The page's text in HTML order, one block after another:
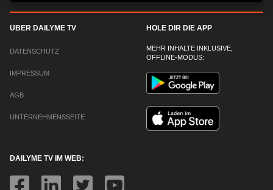
ÜBER DAILYME TV
DATENSCHUTZ
IMPRESSUM
AGB
UNTERNEHMENSSEITE
HOLE DIR DIE APP
MEHR INHALTE INKLUSIVE,
OFFLINE-MODUS:
DAILYME TV IM WEB: